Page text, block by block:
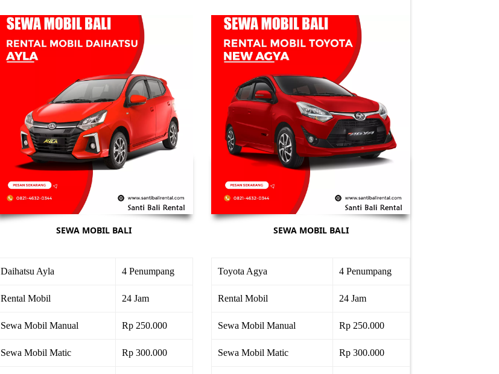
SEWA MOBIL BALI
Daihatsu Ayla 4 Penumpang
Rental Mobil 24 Jam
Sewa Mobil Manual Rp 250.000
Sewa Mobil Matic Rp 300.000
SEWA MOBIL BALI
Toyota Agya 4 Penumpang
Rental Mobil 24 Jam
Sewa Mobil Manual Rp 250.000
Sewa Mobil Matic Rp 300.000